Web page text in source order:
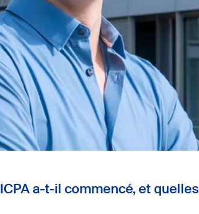
a-t-il commencé, et